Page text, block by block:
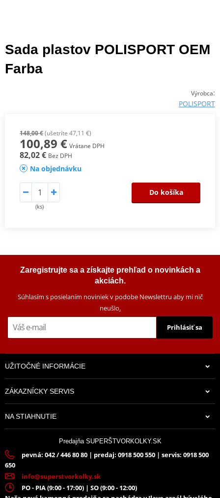
Sada plastov POLISPORT OEM
Farba
Výrobca:
POLISPORT
148,00 €(ušetríte 47,11 €)
100,89 € Vrátane DPH
82,02 € Bez DPH
Na objednávku
(ks)
Do košíka
Zaregistrujte sa a získajte prehľad o novinkách a
akciách.
Súhlasím s posielaním noviniek v podobe Newslettru aby mi nič
neušlo.
Prihlásiť sa
UŽITOČNÉ INFORMÁCIE
ZÁKAZNÍCKY SERVIS
NA STIAHNUTIE
Predajňa SUPERŠTVORKOLKY.SK
pevná: 042 / 446 80 80 | predaj: 0918 500 550 | servis: 0918 500
650
info@superstvorkolky.sk
PO - PIA (9:00 - 17:00) | SO (9:00 - 12:00)